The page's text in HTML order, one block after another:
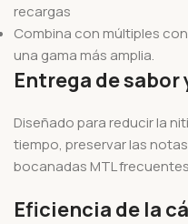
recargas
Combina con múltiples
una gama más amplia.
Entrega de sabor
Diseñado para reducir la
tiempo, preservar las
bocanadas MTL
Eficiencia de la